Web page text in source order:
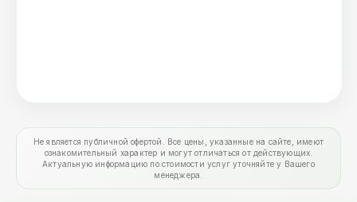
Не является публичной офертой. Все цены, указанные на сайте, имеют
ознакомительный характер и могут отличаться от действующих.
Актуальную информацию по стоимости услуг уточняйте у Вашего
менеджера.